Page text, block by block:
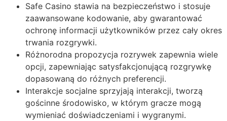
Safe Casino stawia na bezpieczeństwo i stosuje
zaawansowane kodowanie, aby gwarantować
ochronę informacji użytkowników przez cały okres
trwania rozgrywki.
Różnorodna propozycja rozrywek zapewnia wiele
opcji, zapewniając satysfakcjonującą rozgrywkę
dopasowaną do różnych preferencji.
Interakcje socjalne sprzyjają interakcji, tworzą
gościnne środowisko, w którym gracze mogą
wymieniać doświadczeniami i wygranymi.